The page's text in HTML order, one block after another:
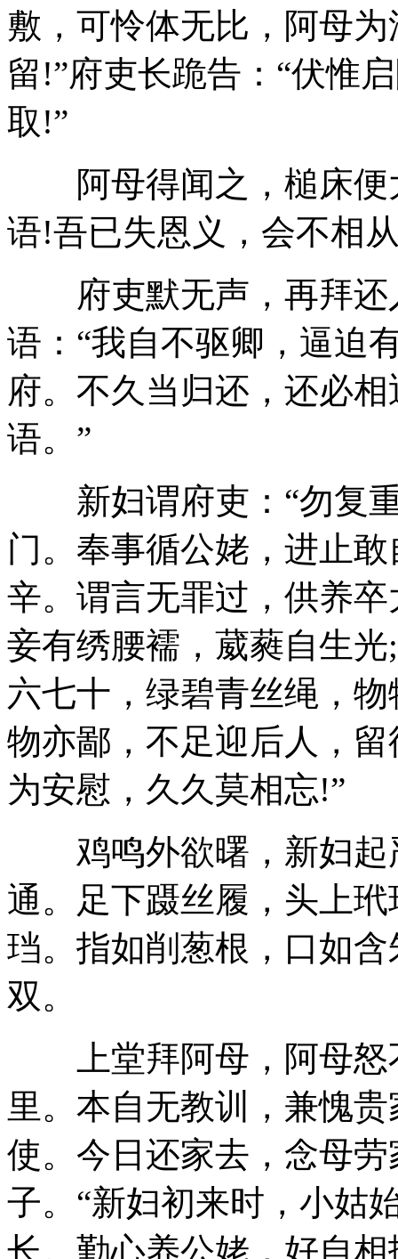
敷，可怜体无比，阿母
留!”府吏长跪告：“伏惟
取!”
阿母得闻之，槌床便
语!吾已失恩义，会不相
府吏默无声，再拜还
语：“我自不驱卿，逼迫
府。不久当归还，还必
语。”
新妇谓府吏：“勿复重
门。奉事循公姥，进止
辛。谓言无罪过，供养
妾有绣腰襦，葳蕤自生
六七十，绿碧青丝绳，
物亦鄙，不足迎后人，
为安慰，久久莫相忘!”
鸡鸣外欲曙，新妇起
通。足下蹑丝履，头上
珰。指如削葱根，口如
双。
上堂拜阿母，阿母怒
里。本自无教训，兼愧
使。今日还家去，念母
子。“新妇初来时，小姑
长。勤心养公姥，好自